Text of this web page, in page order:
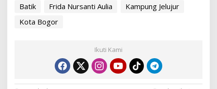
Batik Frida Nursanti Aulia
Kampung Jelujur
Kota Bogor
Ikuti Kami